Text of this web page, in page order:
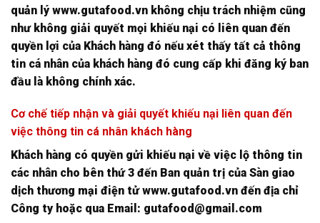
quản lý www.gutafood.vn không chịu trách nhiệm cũng
như không giải quyết mọi khiếu nại có liên quan đến
quyền lợi của Khách hàng đó nếu xét thấy tất cả thông
tin cá nhân của khách hàng đó cung cấp khi đăng ký ban
đầu là không chính xác.
Cơ chế tiếp nhận và giải quyết khiếu nại liên quan đến
việc thông tin cá nhân khách hàng
Khách hàng có quyền gửi khiếu nại về việc lộ thông tin
các nhân cho bên thứ 3 đến Ban quản trị của Sàn giao
dịch thương mại điện tử www.gutafood.vn đến địa chỉ
Công ty hoặc qua Email: gutafood@gmail.com